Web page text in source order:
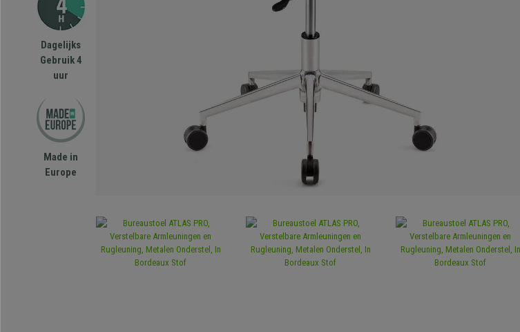
Dagelijks
Gebruik 4
uur
Made in
Europe